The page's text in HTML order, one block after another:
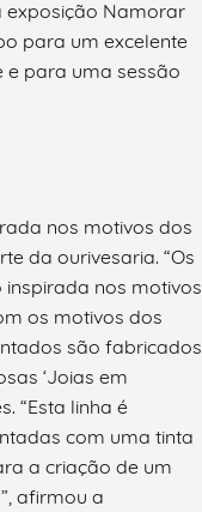
exposição Namorar
para um excelente
e para uma sessão
nos motivos dos
da ourivesaria. “Os
nos motivos
os motivos dos
são fabricados
‘Joias em
“Esta linha é
com uma tinta
a criação de um
afirmou a